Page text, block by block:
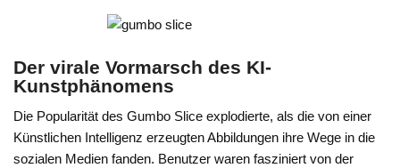
Der virale Vormarsch des KI-
Kunstphänomens
Die Popularität des Gumbo Slice explodierte, als die von einer
Künstlichen Intelligenz erzeugten Abbildungen ihre Wege in die
sozialen Medien fanden. Benutzer waren fasziniert von der